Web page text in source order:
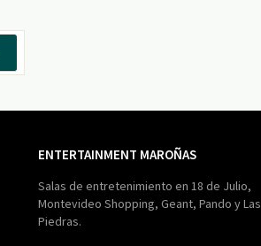
ENTERTAINMENT MAROÑAS
Salas de entretenimiento en 18 de Julio,
Montevideo Shopping, Geant, Pando y Las
Piedras.